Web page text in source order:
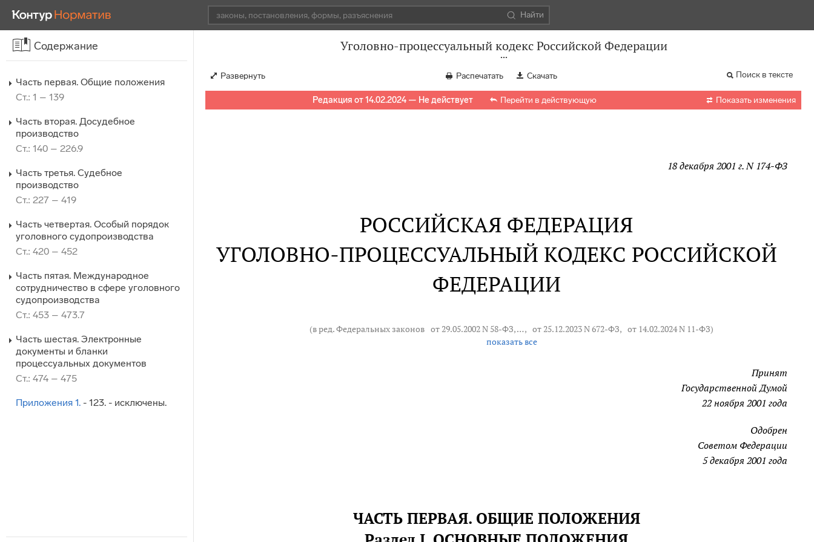
Найти
Содержание
Часть первая. Общие положения
Ст.: 1 – 139
Часть вторая. Досудебное
производство
Ст.: 140 – 226.9
Часть третья. Судебное
производство
Ст.: 227 – 419
Часть четвертая. Особый порядок
уголовного судопроизводства
Ст.: 420 – 452
Часть пятая. Международное
сотрудничество в сфере уголовного
судопроизводства
Ст.: 453 – 473.7
Часть шестая. Электронные
документы и бланки
процессуальных документов
Ст.: 474 – 475
Приложения 1. - 123. - исключены.
Уголовно-процессуальный кодекс Российской Федерации
Развернуть Распечатать Скачать Поиск в тексте
Редакция от 14.02.2024 — Не действует Перейти в действующую  Показать изменения
18 декабря 2001 г. N 174-ФЗ
РОССИЙСКАЯ ФЕДЕРАЦИЯ
УГОЛОВНО-ПРОЦЕССУАЛЬНЫЙ КОДЕКС РОССИЙСКОЙ
ФЕДЕРАЦИИ
(в ред. Федеральных законов от 29.05.2002 N 58-ФЗ, … , от 25.12.2023 N 672-ФЗ, от 14.02.2024 N 11-ФЗ)
показать все
Принят
Государственной Думой
22 ноября 2001 года
Одобрен
Советом Федерации
5 декабря 2001 года
ЧАСТЬ ПЕРВАЯ. ОБЩИЕ ПОЛОЖЕНИЯ